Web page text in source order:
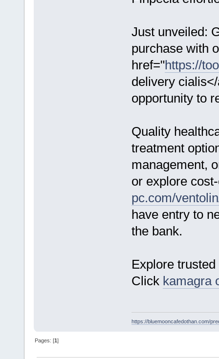
Just unveiled:
purchase with
href="https://
delivery
opportunity to
Quality
treatment
management,
or explore
pc.com/
have entry to
the bank.
Explore
Click kamagra
https://bluemooncafedothan.com/
Pages: [1]